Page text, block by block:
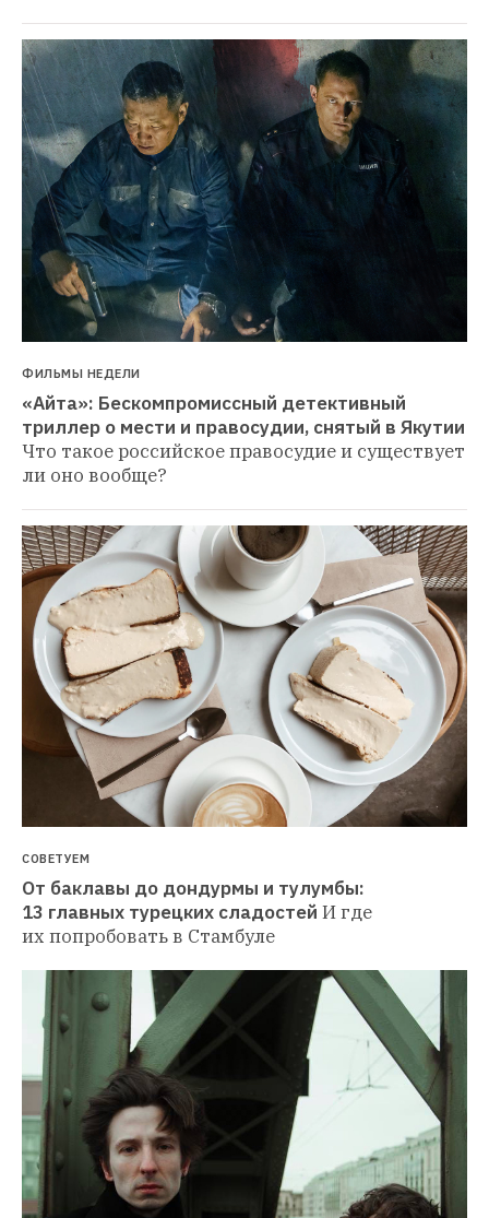
ФИЛЬМЫ НЕДЕЛИ
«Айта»: Бескомпромиссный детективный
триллер о мести и правосудии, снятый в Якутии
Что такое российское правосудие и существует
ли оно вообще?
СОВЕТУЕМ
От баклавы до дондурмы и тулумбы:
13 главных турецких сладостей И где
их попробовать в Стамбуле